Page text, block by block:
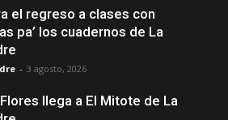
el regreso a clases con
pa’ los cuadernos de La
- 3 agosto, 2026
llega a El Mitote de La